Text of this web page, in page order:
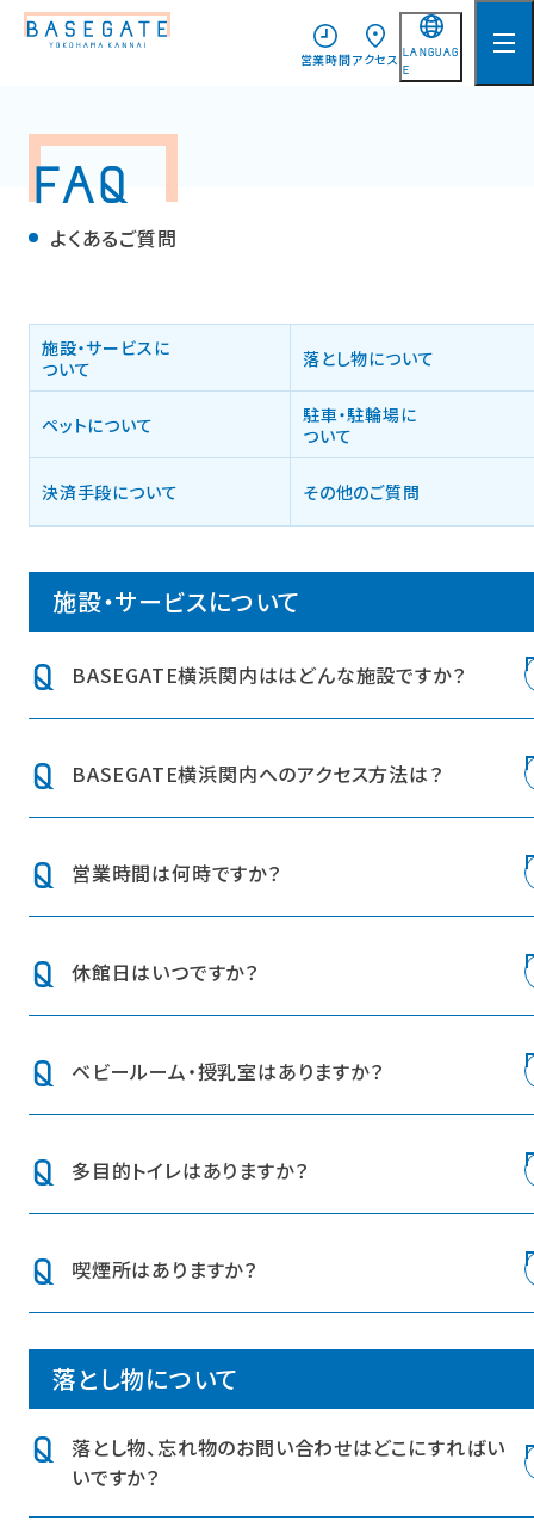
営業時間アクセス LANGUAG
E
FAQ
よくあるご質問
施設・サービスに
ついて
落とし物について
ペットについて
駐車・駐輪場に
ついて
決済手段について その他のご質問
施設・サービスについて
BASEGATE横浜関内ははどんな施設ですか？
す。「新旧融合」を特色に、「ザ レガシー」（旧横浜市庁舎行
政棟）を保存・活用し横浜の文化を継承し、格式ある景観
ンメント＆イノベーションの拠点となり、新たな感動とにぎ
街」を有する商業エリア、ホテル「OMO7横浜（おも） by 星
コンセプトは こちらをご覧ください。
BASEGATE横浜関内へのアクセス方法は？
内」駅徒歩1分、みなとみらい線「日本大通り」駅徒歩7分
にございます。
営業時間は何時ですか？
休館日はいつですか？
館する場合は、公式HPでご案内しますのでご確認くださ
い。
ベビールーム・授乳室はありますか？
つ替え台（2台）、調乳用温水器がございます。
フロアマップはこちらをご覧ください。
多目的トイレはありますか？
対応設備を設置しています。
フロアマップはこちらをご覧ください。
喫煙所はありますか？
ザ レガシー 1Fにございます。フロアマップはこちらをご覧
ください。
落とし物について
落とし物、忘れ物のお問い合わせはどこにすればい
いですか？